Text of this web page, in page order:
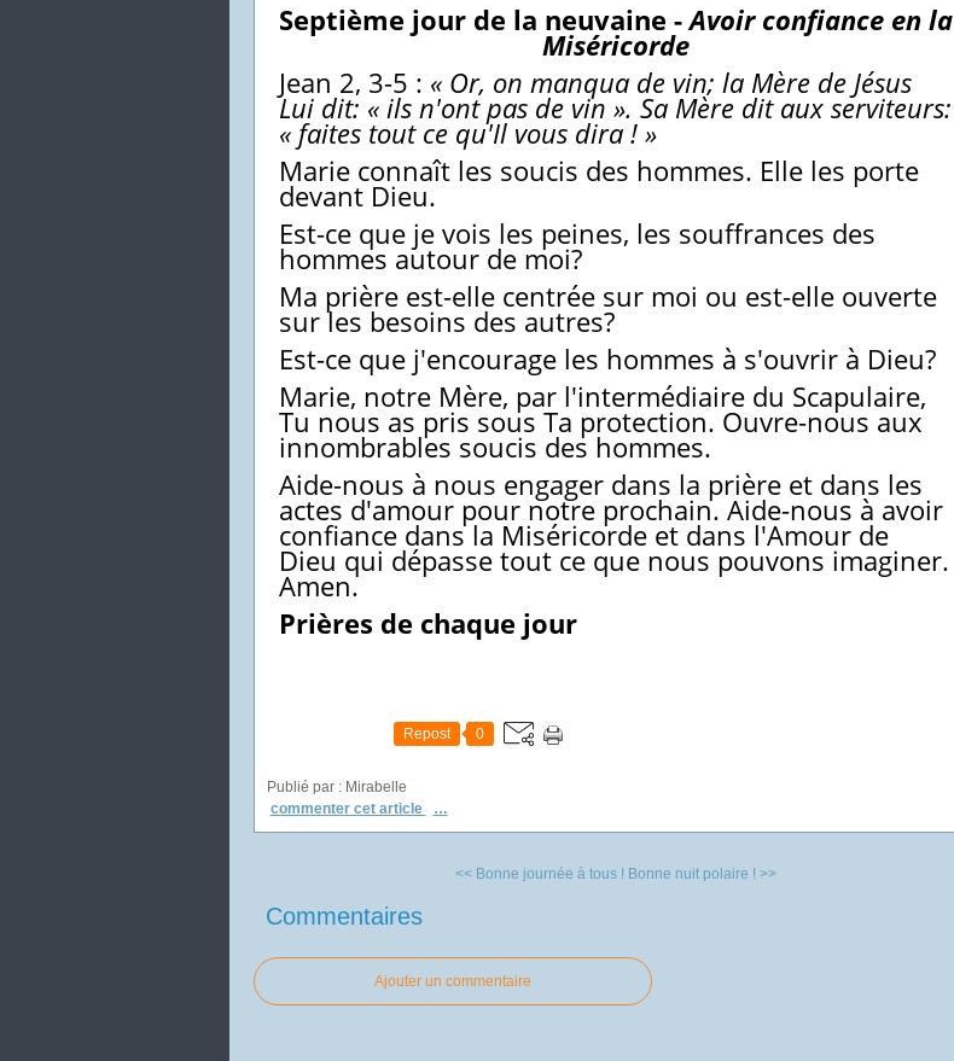
Septième jour de la neuvaine -Avoir confiance en la
Miséricorde
Jean 2, 3-5 : « Or, on manqua de vin; la Mère de Jésus
Lui dit: « ils n'ont pas de vin ». Sa Mère dit aux serviteurs:
« faites tout ce qu'Il vous dira ! »
Marie connaît les soucis des hommes. Elle les porte
devant Dieu.
Est-ce que je vois les peines, les souffrances des
hommes autour de moi?
Ma prière est-elle centrée sur moi ou est-elle ouverte
sur les besoins des autres?
Est-ce que j'encourage les hommes à s'ouvrir à Dieu?
Marie, notre Mère, par l'intermédiaire du Scapulaire,
Tu nous as pris sous Ta protection. Ouvre-nous aux
innombrables soucis des hommes.
Aide-nous à nous engager dans la prière et dans les
actes d'amour pour notre prochain. Aide-nous à avoir
confiance dans la Miséricorde et dans l'Amour de
Dieu qui dépasse tout ce que nous pouvons imaginer.
Amen.
Prières de chaque jour
Repost 0
Publié par : Mirabelle
commenter cet article
…
<< Bonne journée à tous ! Bonne nuit polaire ! >>
Commentaires
Ajouter un commentaire